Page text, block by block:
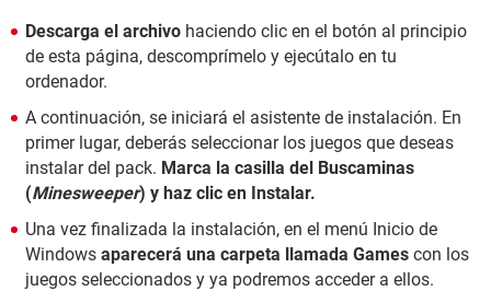
Descarga el archivo haciendo clic en el botón al principio
de esta página, descomprímelo y ejecútalo en tu
ordenador.
A continuación, se iniciará el asistente de instalación. En
primer lugar, deberás seleccionar los juegos que deseas
instalar del pack. Marca la casilla del Buscaminas
(Minesweeper) y haz clic en Instalar.
Una vez finalizada la instalación, en el menú Inicio de
Windows aparecerá una carpeta llamada Games con los
juegos seleccionados y ya podremos acceder a ellos.